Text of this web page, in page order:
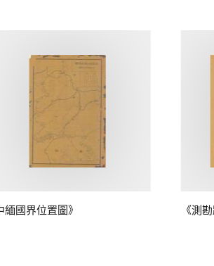
緬國界位置圖》 《測